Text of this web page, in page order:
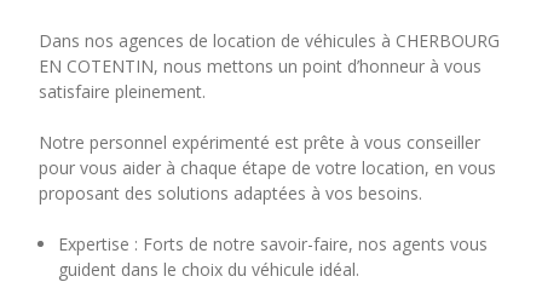
Dans nos agences de location de véhicules à CHERBOURG
EN COTENTIN, nous mettons un point d’honneur à vous
satisfaire pleinement.
Notre personnel expérimenté est prête à vous conseiller
pour vous aider à chaque étape de votre location, en vous
proposant des solutions adaptées à vos besoins.
Expertise : Forts de notre savoir-faire, nos agents vous
guident dans le choix du véhicule idéal.